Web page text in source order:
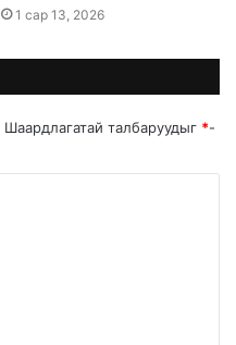
1 сар 13, 2026
Шаардлагатай талбаруудыг *-